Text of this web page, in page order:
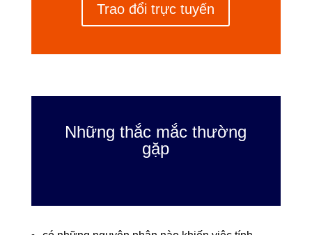
Trao đổi trực tuyến
Những thắc mắc thường
gặp